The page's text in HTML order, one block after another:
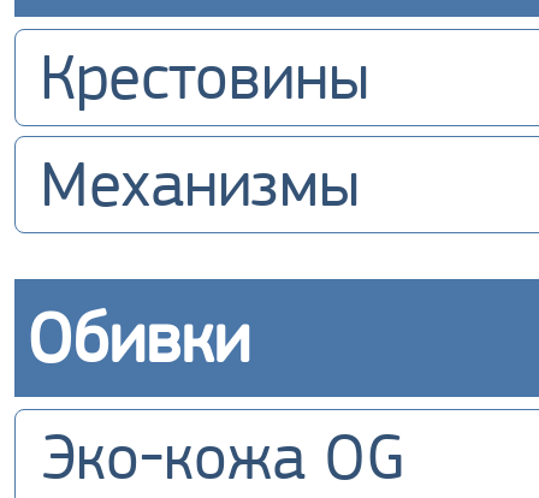
Крестовины
Механизмы
Обивки
Эко-кожа OG